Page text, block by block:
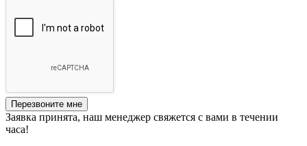
Перезвоните мне
Заявка принята, наш менеджер свяжется с вами в течении
часа!